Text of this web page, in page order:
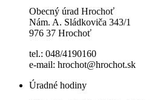
Obecný úrad Hrochoť
Nám. A. Sládkoviča 343/1
976 37 Hrochoť
tel.: 048/4190160
e-mail: hrochot@hrochot.sk
Úradné hodiny